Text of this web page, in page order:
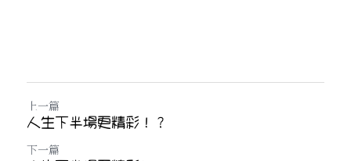
上一篇
人生下半場更精彩！？
下一篇